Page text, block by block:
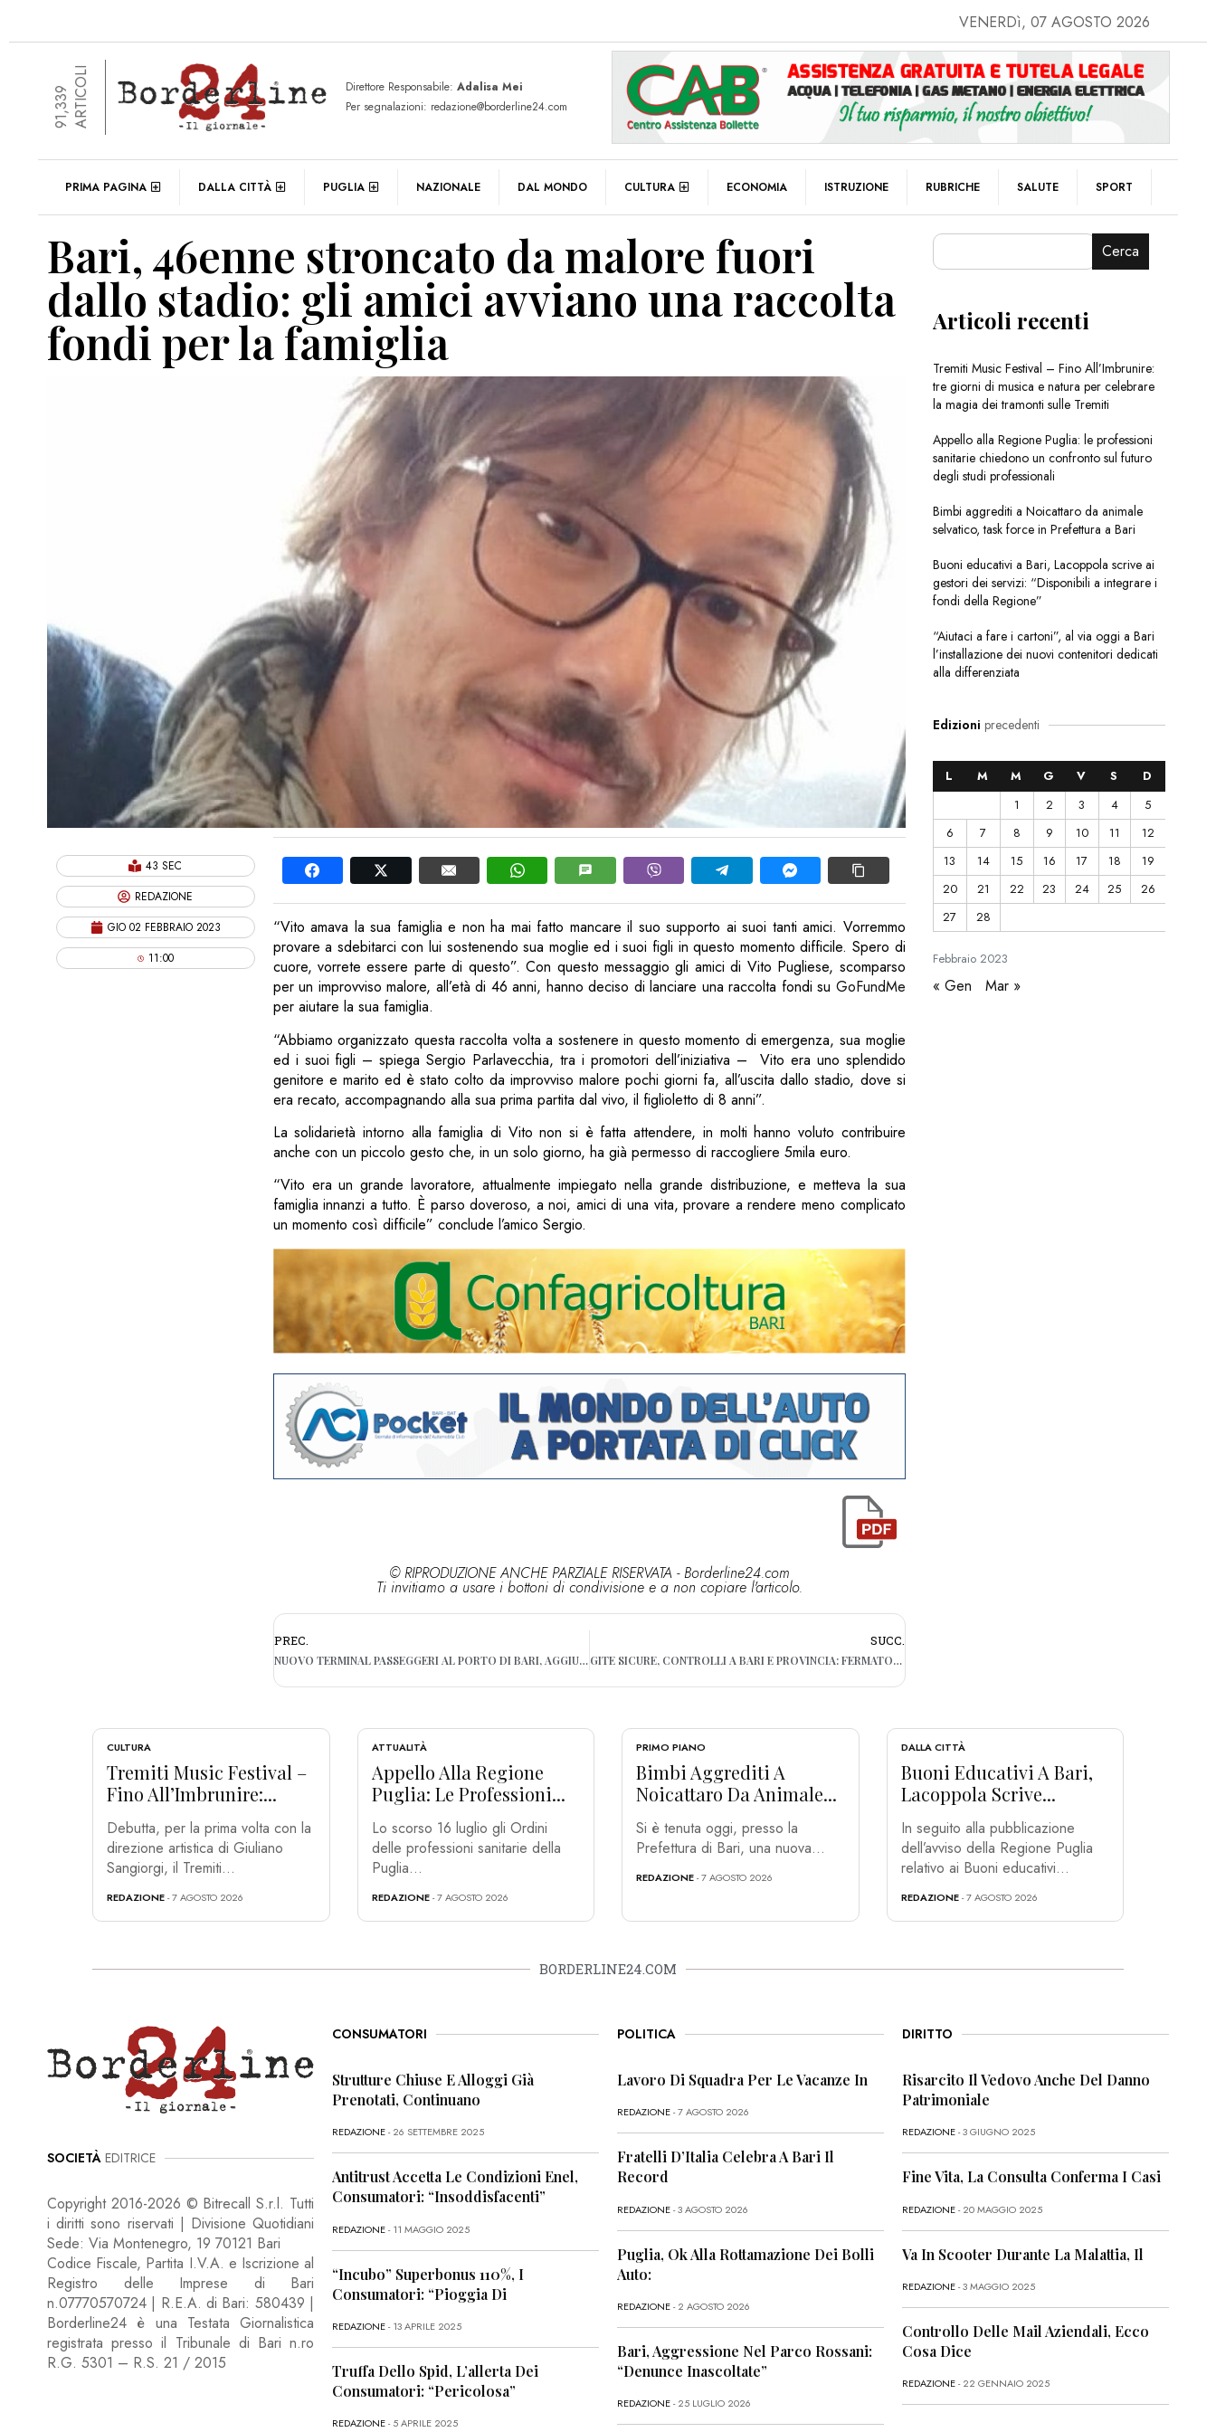
VENERDì, 07 AGOSTO 2026
91,339ARTICOLI Direttore Responsabile: Adalisa Mei
Per segnalazioni: redazione@borderline24.com
PRIMA PAGINA DALLA CITTÀ PUGLIA NAZIONALE DAL MONDO CULTURA ECONOMIA ISTRUZIONE RUBRICHE SALUTE SPORT
Bari, 46enne stroncato da malore fuori
dallo stadio: gli amici avviano una raccolta
fondi per la famiglia
43 SEC
REDAZIONE
GIO 02 FEBBRAIO 2023
11:00
“Vito amava la sua famiglia e non ha mai fatto mancare il suo supporto ai suoi tanti amici. Vorremmo
provare a sdebitarci con lui sostenendo sua moglie ed i suoi figli in questo momento difficile. Spero di
cuore, vorrete essere parte di questo”. Con questo messaggio gli amici di Vito Pugliese, scomparso
per un improvviso malore, all’età di 46 anni, hanno deciso di lanciare una raccolta fondi su GoFundMe
per aiutare la sua famiglia.
“Abbiamo organizzato questa raccolta volta a sostenere in questo momento di emergenza, sua moglie
ed i suoi figli – spiega Sergio Parlavecchia, tra i promotori dell’iniziativa – Vito era uno splendido
genitore e marito ed è stato colto da improvviso malore pochi giorni fa, all’uscita dallo stadio, dove si
era recato, accompagnando alla sua prima partita dal vivo, il figlioletto di 8 anni”.
La solidarietà intorno alla famiglia di Vito non si è fatta attendere, in molti hanno voluto contribuire
anche con un piccolo gesto che, in un solo giorno, ha già permesso di raccogliere 5mila euro.
“Vito era un grande lavoratore, attualmente impiegato nella grande distribuzione, e metteva la sua
famiglia innanzi a tutto. È parso doveroso, a noi, amici di una vita, provare a rendere meno complicato
un momento così difficile” conclude l’amico Sergio.
© RIPRODUZIONE ANCHE PARZIALE RISERVATA - Borderline24.com
Ti invitiamo a usare i bottoni di condivisione e a non copiare l'articolo.
PREC.
NUOVO TERMINAL PASSEGGERI AL PORTO DI BARI, AGGIUDICATI I LAVORI: ENTRO FEBBRAIO IL CANTIERE
SUCC.
GITE SICURE, CONTROLLI A BARI E PROVINCIA: FERMATO BUS SENZA ASSICURAZIONE. MULTATI DUE AUTISTI IN PENSIONE
Cerca
Articoli recenti
Tremiti Music Festival – Fino All’Imbrunire:
tre giorni di musica e natura per celebrare
la magia dei tramonti sulle Tremiti
Appello alla Regione Puglia: le professioni
sanitarie chiedono un confronto sul futuro
degli studi professionali
Bimbi aggrediti a Noicattaro da animale
selvatico, task force in Prefettura a Bari
Buoni educativi a Bari, Lacoppola scrive ai
gestori dei servizi: “Disponibili a integrare i
fondi della Regione”
“Aiutaci a fare i cartoni”, al via oggi a Bari
l’installazione dei nuovi contenitori dedicati
alla differenziata
Edizioni precedenti
Febbraio2023
L M M G V S
D
1
2 3 4
5
6
7 8 9 10 11
12
13
14 15 16 17 18
19
20
21 22 23 24 25
26
27
28
« Gen Mar »
CULTURA
Tremiti Music Festival –
Fino All’Imbrunire:...
Debutta, per la prima volta con la
direzione artistica di Giuliano
Sangiorgi, il Tremiti...
REDAZIONE- 7 AGOSTO 2026
ATTUALITÀ
Appello Alla Regione
Puglia: Le Professioni...
Lo scorso 16 luglio gli Ordini
delle professioni sanitarie della
Puglia...
REDAZIONE- 7 AGOSTO 2026
PRIMO PIANO
Bimbi Aggrediti A
Noicattaro Da Animale...
Si è tenuta oggi, presso la
Prefettura di Bari, una nuova...
REDAZIONE- 7 AGOSTO 2026
DALLA CITTÀ
Buoni Educativi A Bari,
Lacoppola Scrive...
In seguito alla pubblicazione
dell’avviso della Regione Puglia
relativo ai Buoni educativi...
REDAZIONE- 7 AGOSTO 2026
BORDERLINE24.COM
SOCIETÀ EDITRICE
Copyright 2016-2026 © Bitrecall S.r.l. Tutti
i diritti sono riservati | Divisione Quotidiani
Sede: Via Montenegro, 19 70121 Bari
Codice Fiscale, Partita I.V.A. e Iscrizione al
Registro delle Imprese di Bari
n.07770570724 | R.E.A. di Bari: 580439 |
Borderline24 è una Testata Giornalistica
registrata presso il Tribunale di Bari n.ro
R.G. 5301 – R.S. 21 / 2015
CONSUMATORI
Strutture Chiuse E Alloggi Già
Prenotati, Continuano
REDAZIONE- 26 SETTEMBRE 2025
Antitrust Accetta Le Condizioni Enel,
Consumatori: “Insoddisfacenti”
REDAZIONE- 11 MAGGIO 2025
“Incubo” Superbonus 110%, I
Consumatori: “Pioggia Di
REDAZIONE- 13 APRILE 2025
Truffa Dello Spid, L’allerta Dei
Consumatori: “Pericolosa”
REDAZIONE- 5 APRILE 2025
POLITICA
Lavoro Di Squadra Per Le Vacanze In
REDAZIONE- 7 AGOSTO 2026
Fratelli D’Italia Celebra A Bari Il
Record
REDAZIONE- 3 AGOSTO 2026
Puglia, Ok Alla Rottamazione Dei Bolli
Auto:
REDAZIONE- 2 AGOSTO 2026
Bari, Aggressione Nel Parco Rossani:
“Denunce Inascoltate”
REDAZIONE- 25 LUGLIO 2026
DIRITTO
Risarcito Il Vedovo Anche Del Danno
Patrimoniale
REDAZIONE- 3 GIUGNO 2025
Fine Vita, La Consulta Conferma I Casi
REDAZIONE- 20 MAGGIO 2025
Va In Scooter Durante La Malattia, Il
REDAZIONE- 3 MAGGIO 2025
Controllo Delle Mail Aziendali, Ecco
Cosa Dice
REDAZIONE- 22 GENNAIO 2025